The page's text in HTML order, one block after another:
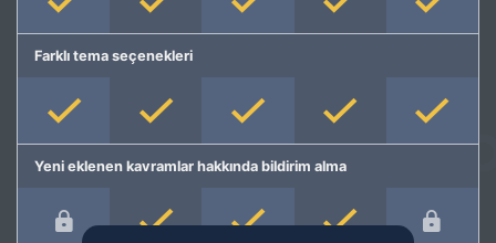
Farklı tema seçenekleri
Yeni eklenen kavramlar hakkında bildirim alma